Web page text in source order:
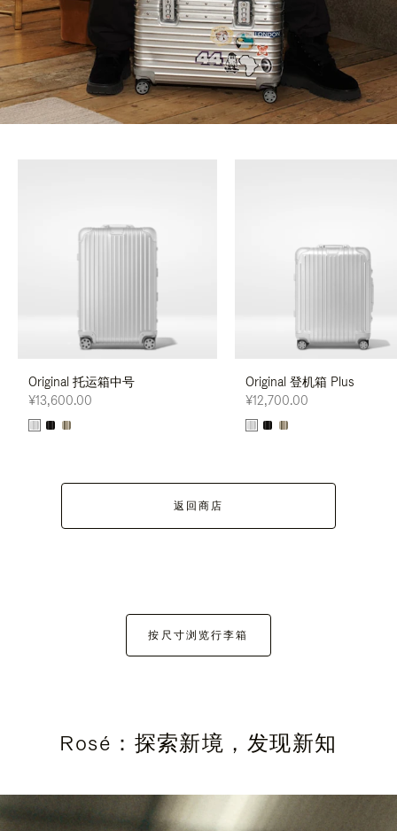
Original 托运箱中号
¥13,600.00
Original 登机箱 Plus
¥12,700.00
返回商店
按尺寸浏览行李箱
Rosé：探索新境，发现新知